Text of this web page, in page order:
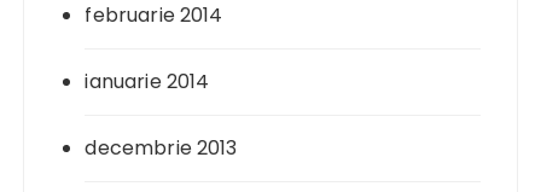
februarie 2014
ianuarie 2014
decembrie 2013